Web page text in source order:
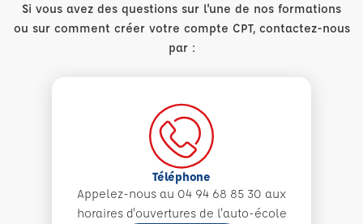
Si vous avez des questions sur l'une de nos formations
ou sur comment créer votre compte CPT, contactez-nous
par :
Téléphone
Appelez-nous au 04 94 68 85 30 aux
horaires d'ouvertures de l'auto-école